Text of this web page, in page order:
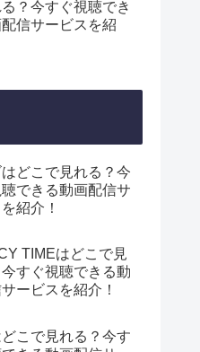
？今すぐ視聴でき
信サービスを紹
どこで見れる？今
できる動画配信サ
紹介！
TIMEはどこで見
すぐ視聴できる動
ービスを紹介！
こで見れる？今す